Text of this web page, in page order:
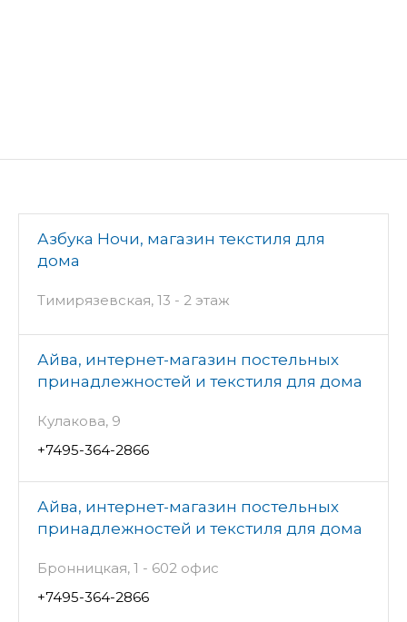
Азбука Ночи, магазин текстиля для
дома
Тимирязевская, 13 - 2 этаж
Айва, интернет-магазин постельных
принадлежностей и текстиля для дома
Кулакова, 9
+7495-364-2866
Айва, интернет-магазин постельных
принадлежностей и текстиля для дома
Бронницкая, 1 - 602 офис
+7495-364-2866